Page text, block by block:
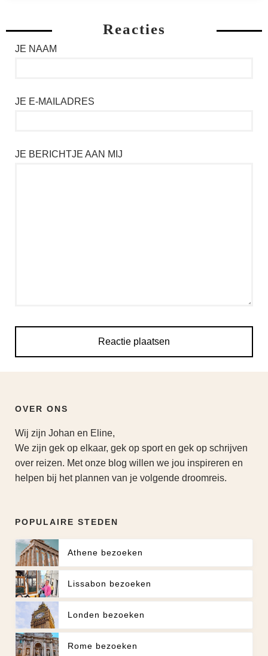
Reacties
JE NAAM
JE E-MAILADRES
JE BERICHTJE AAN MIJ
OVER ONS
Wij zijn Johan en Eline,
We zijn gek op elkaar, gek op sport en gek op schrijven
over reizen. Met onze blog willen we jou inspireren en
helpen bij het plannen van je volgende droomreis.
POPULAIRE STEDEN
Athene bezoeken
Lissabon bezoeken
Londen bezoeken
Rome bezoeken